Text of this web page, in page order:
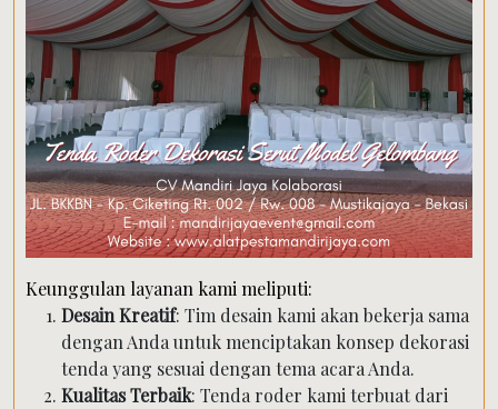
Keunggulan layanan kami meliputi:
Desain Kreatif: Tim desain kami akan bekerja sama
dengan Anda untuk menciptakan konsep dekorasi
tenda yang sesuai dengan tema acara Anda.
Kualitas Terbaik: Tenda roder kami terbuat dari